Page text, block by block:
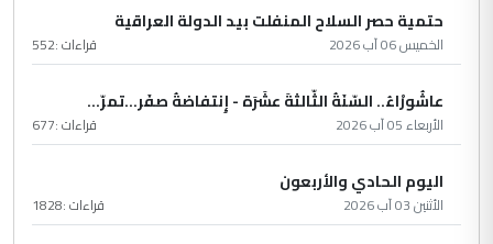
حتمية حصر السلاح المنفلت بيد الدولة العراقية
الخميس 06 آب 2026 قراءات :552
عاشُورْاءُ.. السّنَةُ الثّالثةَ عشَرَة - إِنتفاضةُ صفَر…تمرّ...
الأربعاء 05 آب 2026 قراءات :677
اليوم الحادي والأربعون
الأثنين 03 آب 2026 قراءات :1828